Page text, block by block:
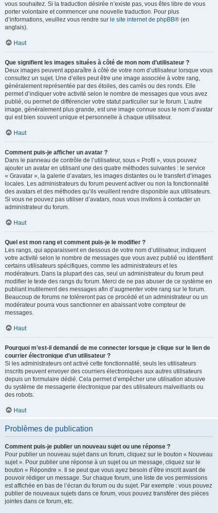
vous souhaitez. Si la traduction désirée n’existe pas, vous êtes libre de vous
porter volontaire et commencer une nouvelle traduction. Pour plus
d’informations, veuillez vous rendre sur le site internet de phpBB® (en
anglais).
Haut
Que signifient les images situées à côté de mon nom d’utilisateur ?
Deux images peuvent apparaître à côté de votre nom d’utilisateur lorsque vous
consultez un sujet. Une d’elles peut être une image associée à votre rang,
généralement représentée par des étoiles, des carrés ou des ronds. Elle
permet d’indiquer votre activité selon le nombre de messages que vous avez
publié, ou permet de différencier votre statut particulier sur le forum. L’autre
image, généralement plus grande, est une image connue sous le nom d’avatar
qui est bien souvent unique et personnelle à chaque utilisateur.
Haut
Comment puis-je afficher un avatar ?
Dans le panneau de contrôle de l’utilisateur, sous « Profil », vous pouvez
ajouter un avatar en utilisant une des quatre méthodes suivantes : le service
« Gravatar », la galerie d’avatars, les images distantes ou le transfert d’images
locales. Les administrateurs du forum peuvent activer ou non la fonctionnalité
des avatars et des méthodes qu’ils veuillent rendre disponible aux utilisateurs.
Si vous ne pouvez pas utiliser d’avatars, nous vous invitons à contacter un
administrateur du forum.
Haut
Quel est mon rang et comment puis-je le modifier ?
Les rangs, qui apparaissent en dessous de votre nom d’utilisateur, indiquent
votre activité selon le nombre de messages que vous avez publié ou identifient
certains utilisateurs spécifiques, comme les administrateurs et les
modérateurs. Dans la plupart des cas, seul un administrateur du forum peut
modifier le texte des rangs du forum. Merci de ne pas abuser de ce système en
publiant inutilement des messages afin d’augmenter votre rang sur le forum.
Beaucoup de forums ne toléreront pas ce procédé et un administrateur ou un
modérateur pourra vous sanctionner en abaissant votre compteur de
messages.
Haut
Pourquoi m’est-il demandé de me connecter lorsque je clique sur le lien de
courrier électronique d’un utilisateur ?
Si les administrateurs ont activé cette fonctionnalité, seuls les utilisateurs
inscrits peuvent envoyer des courriers électroniques aux autres utilisateurs
depuis un formulaire dédié. Cela permet d’empêcher une utilisation abusive
du système de messagerie électronique par des utilisateurs malveillants ou
des robots.
Haut
Problèmes de publication
Comment puis-je publier un nouveau sujet ou une réponse ?
Pour publier un nouveau sujet dans un forum, cliquez sur le bouton « Nouveau
sujet ». Pour publier une réponse à un sujet ou un message, cliquez sur le
bouton « Répondre ». Il se peut que vous ayez besoin d’être inscrit avant de
pouvoir rédiger un message. Sur chaque forum, une liste de vos permissions
est affichée en bas de l’écran du forum ou du sujet. Par exemple : vous pouvez
publier de nouveaux sujets dans ce forum, vous pouvez transférer des pièces
jointes dans ce forum, etc.